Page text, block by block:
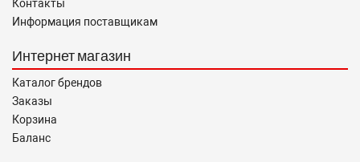
Контакты
Информация поставщикам
Интернет магазин
Каталог брендов
Заказы
Корзина
Баланс